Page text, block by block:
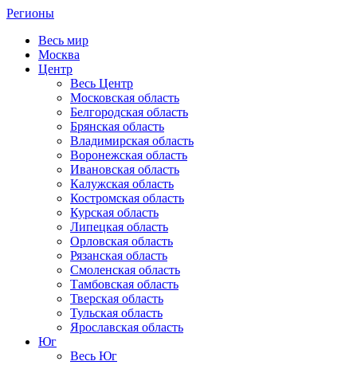
Регионы
Весь мир
Москва
Центр
Весь Центр
Московская область
Белгородская область
Брянская область
Владимирская область
Воронежская область
Ивановская область
Калужская область
Костромская область
Курская область
Липецкая область
Орловская область
Рязанская область
Смоленская область
Тамбовская область
Тверская область
Тульская область
Ярославская область
Юг
Весь Юг